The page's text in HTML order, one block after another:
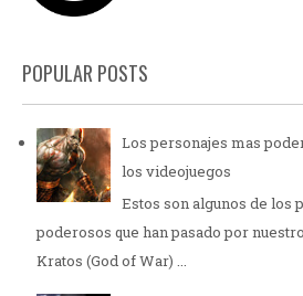
POPULAR POSTS
Los personajes mas
los videojuegos
Estos son algunos de los
poderosos que han pasado por
Kratos (God of War) ...